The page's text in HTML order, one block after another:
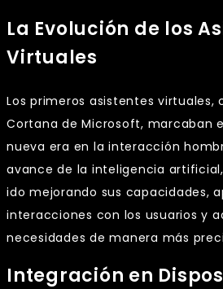
La Evolución de los
Virtuales
Los primeros asistentes virtuales,
Cortana de Microsoft, marcaban
nueva era en la interacción
avance de la inteligencia
ido mejorando sus capacidades,
interacciones con los usuarios y
necesidades de manera más
Integración en